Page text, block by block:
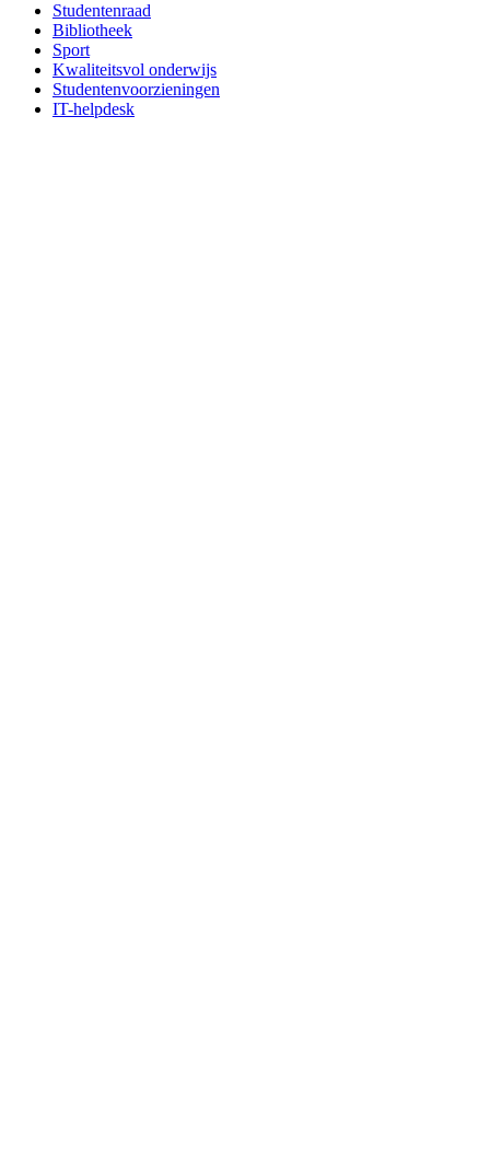
Studentenraad
Bibliotheek
Sport
Kwaliteitsvol onderwijs
Studentenvoorzieningen
IT-helpdesk